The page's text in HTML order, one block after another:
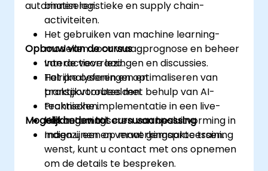
automatiseren.
binnen logistieke en supply chain-
activiteiten.
Het gebruiken van machine learning-
modellen voor vraagprognose en beheer
van de voorraad.
Het analyseren en optimaliseren van
transportroutes met behulp van AI-
technieken.
Het automatiseren van besluitvorming in
magazijnen en verwerkingsprocessen.
Opbouw van de cursus
Interactieve lezingen en discussies.
Talrijke oefeningen en
praktijkvoorbeelden.
Praktische implementatie in een live-
labomgeving.
Mogelijkheden tot cursusaanpassing
Indien u een op maat gemaakte training
wenst, kunt u contact met ons opnemen
om de details te bespreken.